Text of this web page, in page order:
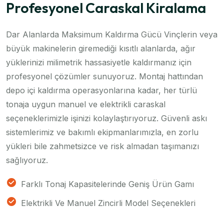
Profesyonel Caraskal Kiralama
Dar Alanlarda Maksimum Kaldırma Gücü Vinçlerin veya
büyük makinelerin giremediği kısıtlı alanlarda, ağır
yüklerinizi milimetrik hassasiyetle kaldırmanız için
profesyonel çözümler sunuyoruz. Montaj hattından
depo içi kaldırma operasyonlarına kadar, her türlü
tonaja uygun manuel ve elektrikli caraskal
seçeneklerimizle işinizi kolaylaştırıyoruz. Güvenli askı
sistemlerimiz ve bakımlı ekipmanlarımızla, en zorlu
yükleri bile zahmetsizce ve risk almadan taşımanızı
sağlıyoruz.
Farklı Tonaj Kapasitelerinde Geniş Ürün Gamı
Elektrikli Ve Manuel Zincirli Model Seçenekleri